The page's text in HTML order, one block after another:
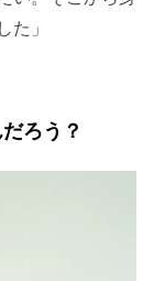
た」
ろう？